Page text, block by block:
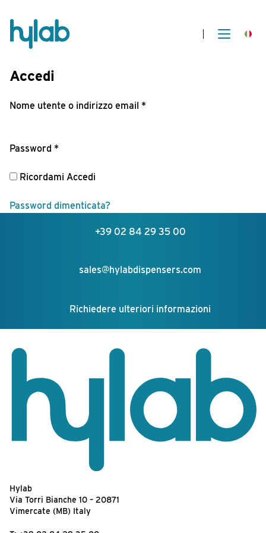
Accedi
Nome utente o indirizzo email *
Password *
Ricordami Accedi
Password dimenticata?
+39 02 84 29 35 00
sales@hylabdispensers.com
Richiedere ulteriori informazioni
Hylab
Via Torri Bianche 10 – 20871
Vimercate (MB) Italy